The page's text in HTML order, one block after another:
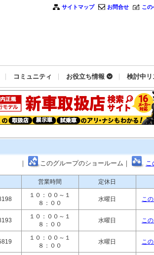
サイトマップ お問合せ この
コミュニティ お役立ち情報 検討中リ
｜ このグループのショールーム｜ こ
営業時間 定休日
１０：００～１
８：００
水曜日 こ
１０：００～１
８：００
水曜日 こ
１０：００～１
８：００
水曜日 こ